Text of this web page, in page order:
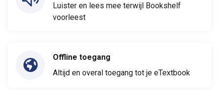
Luister en lees mee terwijl Bookshelf
voorleest
Offline toegang
Altijd en overal toegang tot je eTextbook